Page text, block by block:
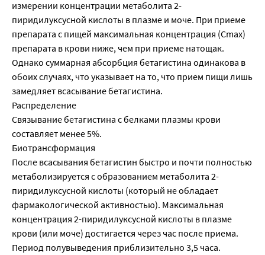
измерении концентрации метаболита 2-
пиридилуксусной кислоты в плазме и моче. При приеме
препарата с пищей максимальная концентрация (Сmах)
препарата в крови ниже, чем при приеме натощак.
Однако суммарная абсорбция бетагистина одинакова в
обоих случаях, что указывает на то, что прием пищи лишь
замедляет всасывание бетагистина.
Распределение
Связывание бетагистина с белками плазмы крови
составляет менее 5%.
Биотрансформация
После всасывания бетагистин быстро и почти полностью
метаболизируется с образованием метаболита 2-
пиридилуксусной кислоты (который не обладает
фармакологической активностью). Максимальная
концентрация 2-пиридилуксусной кислоты в плазме
крови (или моче) достигается через час после приема.
Период полувыведения приблизительно 3,5 часа.